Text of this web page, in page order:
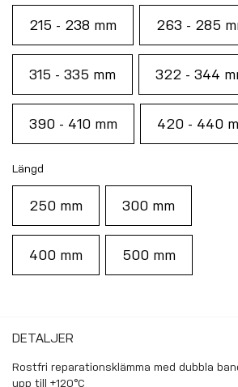
215 - 238 mm 263 - 285
315 - 335 mm 322 - 344
390 - 410 mm 420 - 440
Längd
250 mm 300 mm
400 mm 500 mm
DETALJER
Rostfri reparationsklämma med dubbla
upp till +120°C